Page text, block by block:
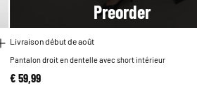
Preorder
Livraison début de août
Pantalon droit en dentelle avec short intérieur
€ 59,99